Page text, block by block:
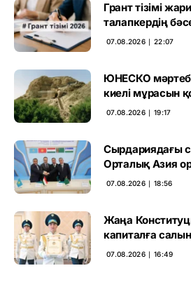
Грант тізімі
талапкердің
өтті
07.08.2026 ∣ 22:07
ЮНЕСКО
киелі мұрасын
кезеңі басталды
07.08.2026 ∣ 19:17
Сырдариядағы
Орталық Азия
07.08.2026 ∣ 18:56
Жаңа
капиталға
негіз
07.08.2026 ∣ 16:49